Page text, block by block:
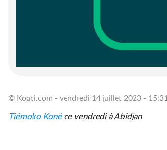
© Koaci.com - vendredi 14 juillet 2023 - 15:31
Tiémoko Konéce vendredi à Abidjan